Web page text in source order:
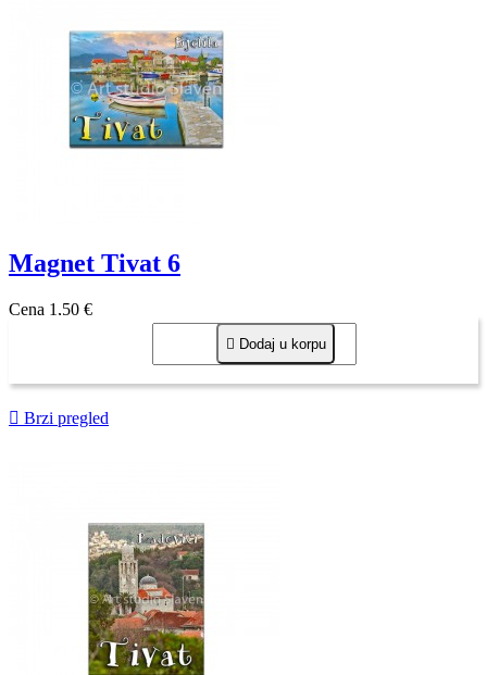
Magnet Tivat 6
Cena 1,50 €
 Dodaj u korpu
 Brzi pregled